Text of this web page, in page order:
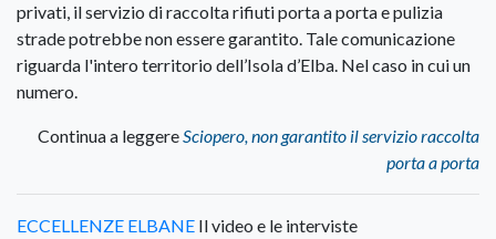
privati, il servizio di raccolta rifiuti porta a porta e pulizia
strade potrebbe non essere garantito. Tale comunicazione
riguarda l'intero territorio dell’Isola d’Elba. Nel caso in cui un
numero.
Continua a leggereSciopero, non garantito il servizio raccolta
porta a porta
ECCELLENZE ELBANE Il video e le interviste